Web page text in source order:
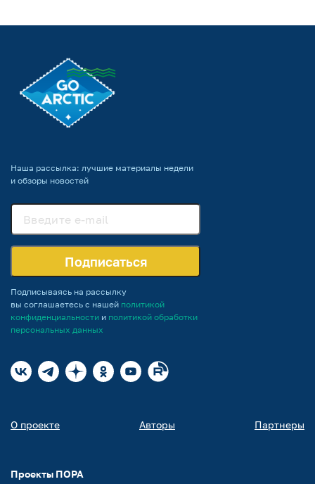
Наша рассылка: лучшие материалы недели
и обзоры новостей
Подписаться
Подписываясь на рассылку
вы соглашаетесь с нашей политикой
конфиденциальности и политикой обработки
персональных данных
О проекте Авторы Партнеры
Проекты ПОРА